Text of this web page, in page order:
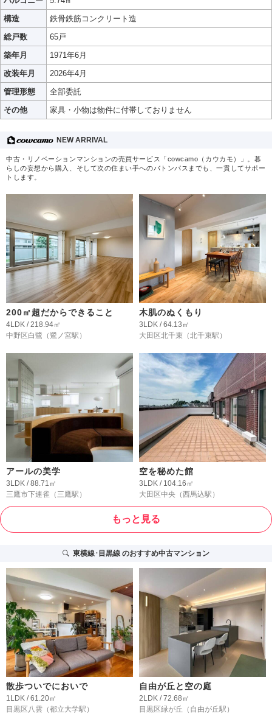
構造
鉄骨鉄筋コンクリート造
総戸数
65戸
築年月
1971年6月
改装年月
2026年4月
管理形態
全部委託
その他
家具・小物は物件に付帯しておりません
NEW ARRIVAL
中古・リノベーションマンションの売買サービス「cowcamo（カウカモ）」。暮
らしの妄想から購入、そして次の住まい手へのバトンパスまでも、一貫してサポー
トします。
200㎡超だからできること
4LDK / 218.94㎡
中野区白鷺 （鷺ノ宮駅）
木肌のぬくもり
3LDK / 64.13㎡
大田区北千束 （北千束駅）
アールの美学
3LDK / 88.71㎡
三鷹市下連雀 （三鷹駅）
空を秘めた館
3LDK / 104.16㎡
大田区中央 （西馬込駅）
もっと見る
東横線･目黒線のおすすめ中古マンション
散歩ついでにおいで
1LDK / 61.20㎡
目黒区八雲 （都立大学駅）
自由が丘と空の庭
2LDK / 72.68㎡
目黒区緑が丘 （自由が丘駅）